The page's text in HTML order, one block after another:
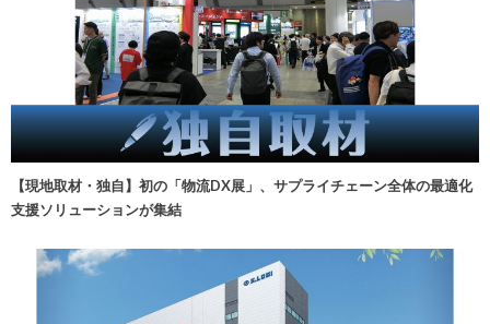
【現地取材・独自】初の「物流DX展」、サプライチェーン全体の最適化
支援ソリューションが集結